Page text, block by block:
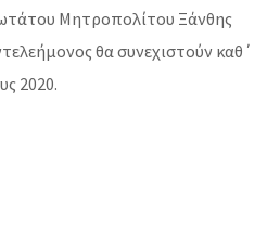
Μητροπολίτου Ξάνθης
θα συνεχιστούν καθ΄
2020.